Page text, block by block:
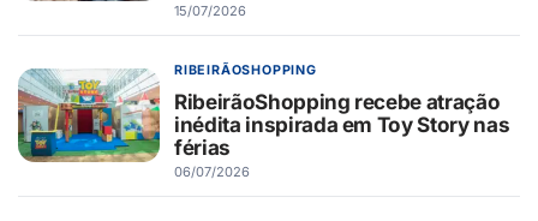
15/07/2026
RIBEIRÃOSHOPPING
RibeirãoShopping recebe atração
inédita inspirada em Toy Story nas
férias
06/07/2026